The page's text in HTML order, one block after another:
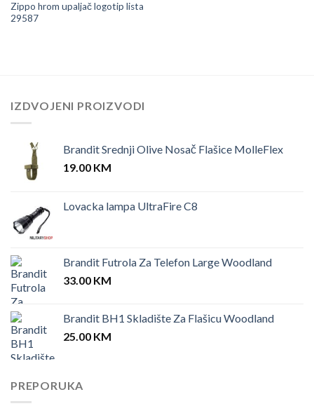
Zippo hrom upaljač logotip lista
29587
IZDVOJENI PROIZVODI
Brandit Srednji Olive Nosač Flašice MolleFlex
19.00 KM
Lovacka lampa UltraFire C8
Brandit Futrola Za Telefon Large Woodland
33.00 KM
Brandit BH1 Skladište Za Flašicu Woodland
25.00 KM
PREPORUKA